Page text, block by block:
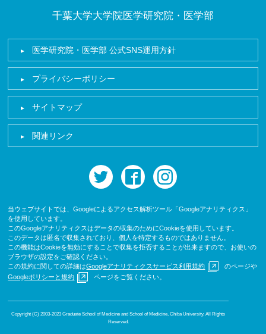
千葉大学大学院医学研究院・医学部
医学研究院・医学部 公式SNS運用方針
プライバシーポリシー
サイトマップ
関連リンク
twitter facebook
当ウェブサイトでは、Googleによるアクセス解析ツール「Googleアナリティクス」
を使用しています。
このGoogleアナリティクスはデータの収集のためにCookieを使用しています。
このデータは匿名で収集されており、個人を特定するものではありません。
この機能はCookieを無効にすることで収集を拒否することが出来ますので、お使いの
ブラウザの設定をご確認ください。
この規約に関しての詳細はGoogleアナリティクスサービス利用規約
のページや
Googleポリシーと規約
ページをご覧ください。
Copyright (C) 2003-2023 Graduate School of Medicine and School of Medicine, Chiba University. All Rights
Reserved.